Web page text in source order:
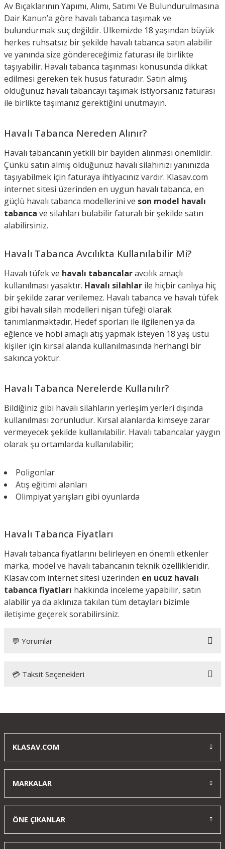
Av Bıçaklarının Yapımı, Alımı, Satımı Ve Bulundurulmasına
Dair Kanun’a göre havalı tabanca taşımak ve
bulundurmak suç değildir. Ülkemizde 18 yaşından büyük
herkes ruhsatsız bir şekilde havalı tabanca satın alabilir
ve yanında size göndereceğimiz faturası ile birlikte
taşıyabilir. Havalı tabanca taşınması konusunda dikkat
edilmesi gereken tek husus faturadır. Satın almış
olduğunuz havalı tabancayı taşımak istiyorsanız faturası
ile birlikte taşımanız gerektiğini unutmayın.
Havalı Tabanca Nereden Alınır?
Havalı tabancanın yetkili bir bayiden alınması önemlidir.
Çünkü satın almış olduğunuz havalı silahınızı yanınızda
taşıyabilmek için faturaya ihtiyacınız vardır. Klasav.com
internet sitesi üzerinden en uygun havalı tabanca, en
güçlü havalı tabanca modellerini ve son model havalı
tabanca ve silahları bulabilir faturalı bir şekilde satın
alabilirsiniz.
Havalı Tabanca Avcılıkta Kullanılabilir Mi?
Havalı tüfek ve havalı tabancalaravcılık amaçlı
kullanılması yasaktır. Havalı silahlar ile hiçbir canlıya hiç
bir şekilde zarar verilemez. Havalı tabanca ve havalı tüfek
gibi havalı silah modelleri nişan tüfeği olarak
tanımlanmaktadır. Hedef sporları ile ilgilenen ya da
eğlence ve hobi amaçlı atış yapmak isteyen 18 yaş üstü
kişiler için kırsal alanda kullanılmasında herhangi bir
sakınca yoktur.
Havalı Tabanca Nerelerde Kullanılır?
Bildiğiniz gibi havalı silahların yerleşim yerleri dışında
kullanılması zorunludur. Kırsal alanlarda kimseye zarar
vermeyecek şekilde kullanılabilir. Havalı tabancalar yaygın
olarak şu ortamlarda kullanılabilir;
Poligonlar
Atış eğitimi alanları
Olimpiyat yarışları gibi oyunlarda
Havalı Tabanca Fiyatları
Havalı tabanca fiyatlarını belirleyen en önemli etkenler
marka, model ve havalı tabancanın teknik özellikleridir.
Klasav.com internet sitesi üzerinden en ucuz havalı
tabanca fiyatları hakkında inceleme yapabilir, satın
alabilir ya da aklınıza takılan tüm detayları bizimle
iletişime geçerek sorabilirsiniz.
💬 Yorumlar
Bu ürüne ilk yorumu siz yapın!
💳 Taksit Seçenekleri
KLASAV.COM
MARKALAR
ÖNE ÇIKANLAR